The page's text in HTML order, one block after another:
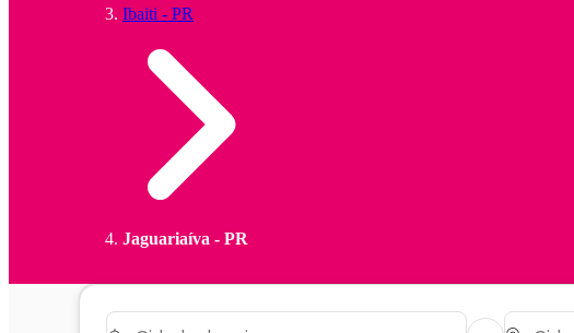
Ibaiti - PR
Jaguariaíva - PR